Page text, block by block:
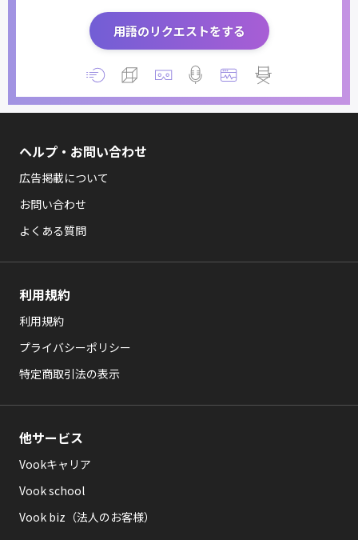
用語のリクエストをする
ヘルプ・お問い合わせ
広告掲載について
お問い合わせ
よくある質問
利用規約
利用規約
プライバシーポリシー
特定商取引法の表示
他サービス
Vookキャリア
Vook school
Vook biz（法人のお客様）